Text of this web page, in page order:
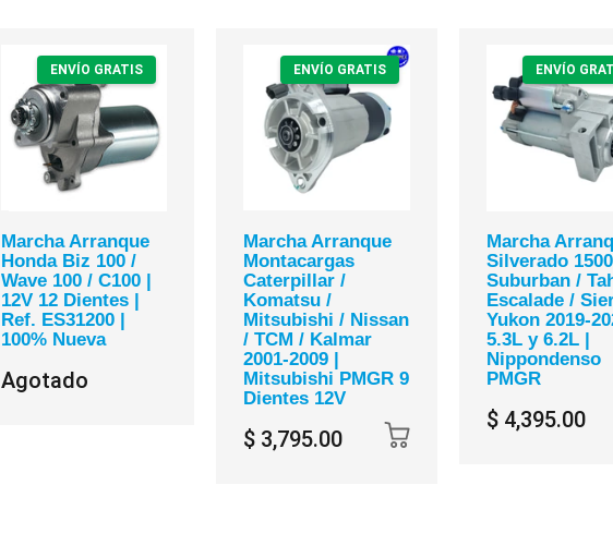
ENVÍO GRATIS
Marcha Arranque
Honda Biz 100 /
Wave 100 / C100 |
12V 12 Dientes |
Ref. ES31200 |
100% Nueva
Agotado
ENVÍO GRATIS
Marcha Arranque
Montacargas
Caterpillar /
Komatsu /
Mitsubishi / Nissan
/ TCM / Kalmar
2001-2009 |
Mitsubishi PMGR 9
Dientes 12V
$ 3,795.00
ENVÍO
Marcha
Silverado
Suburban /
Escalade /
Yukon 2019-
5.3L y 6.2L |
Nippondenso
PMGR
$ 4,395.00